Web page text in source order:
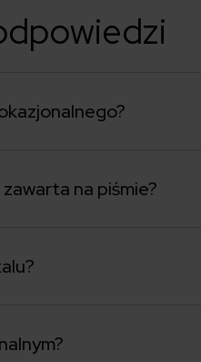
na piśmie?